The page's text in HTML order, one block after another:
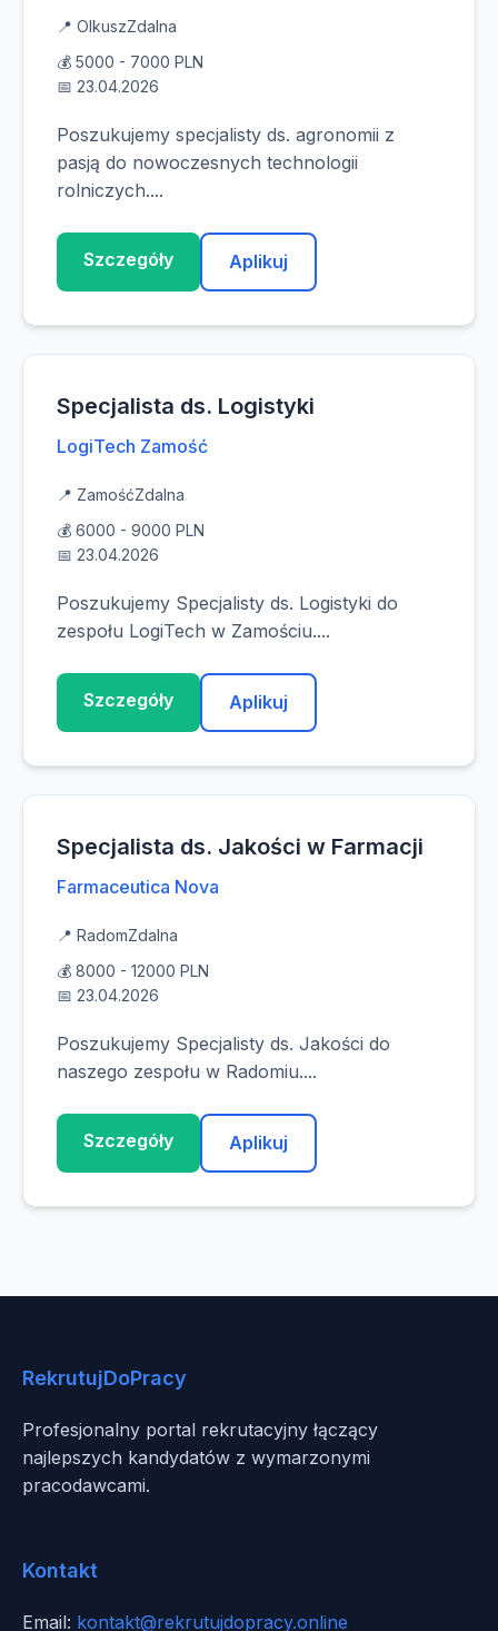
📍 OlkuszZdalna
💰 5000 - 7000 PLN
📅 23.04.2026
Poszukujemy specjalisty ds. agronomii z
pasją do nowoczesnych technologii
rolniczych....
Szczegóły Aplikuj
Specjalista ds. Logistyki
LogiTech Zamość
📍 ZamośćZdalna
💰 6000 - 9000 PLN
📅 23.04.2026
Poszukujemy Specjalisty ds. Logistyki do
zespołu LogiTech w Zamościu....
Szczegóły Aplikuj
Specjalista ds. Jakości w Farmacji
Farmaceutica Nova
📍 RadomZdalna
💰 8000 - 12000 PLN
📅 23.04.2026
Poszukujemy Specjalisty ds. Jakości do
naszego zespołu w Radomiu....
Szczegóły Aplikuj
RekrutujDoPracy
Profesjonalny portal rekrutacyjny łączący
najlepszych kandydatów z wymarzonymi
pracodawcami.
Kontakt
Email: kontakt@rekrutujdopracy.online